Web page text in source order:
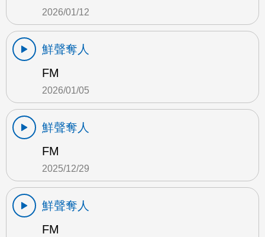
2026/01/12
鮮聲奪人
FM
2026/01/05
鮮聲奪人
FM
2025/12/29
鮮聲奪人
FM